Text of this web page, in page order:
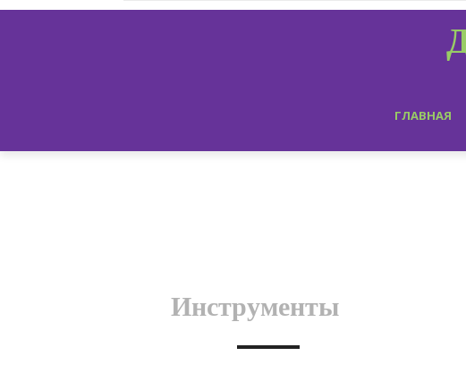
ГЛАВНАЯ
Инструменты